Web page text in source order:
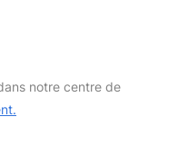
notre centre de